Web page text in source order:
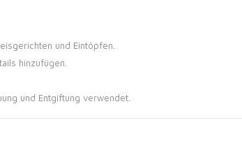
und Eintöpfen.
hinzufügen.
und Entgiftung verwendet.